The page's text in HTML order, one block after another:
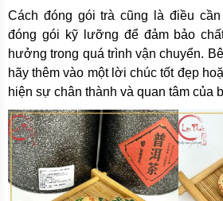
Cách đóng gói trà cũng là điều
đóng gói kỹ lưỡng để đảm bảo
hưởng trong quá trình vận chuyển.
hãy thêm vào một lời chúc tốt đẹp
hiện sự chân thành và quan tâm của